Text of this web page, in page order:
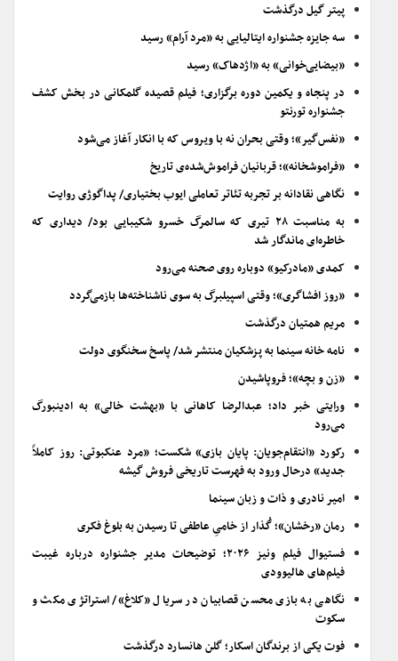
پیتر گیل درگذشت
سه جایزه جشنواره ایتالیایی به «مرد آرام» رسید
«بیضایی‌خوانی» به «اژدهاک» رسید
در پنجاه و یکمین دوره برگزاری؛ فیلم قصیده گلمکانی در بخش کشف
جشنواره تورنتو
«نفس‌گیر»؛ وقتی بحران نه با ویروس که با انکار آغاز می‌شود
«فراموشخانه»؛ قربانیان فراموش‌شده‌ی تاریخ
نگاهی نقادانه بر تجربه تئاتر تعاملی ایوب بختیاری/ پداگوژی روایت
به مناسبت ۲۸ تیری که سالمرگ خسرو شکیبایی بود/ دیداری که
خاطره‌ای ماندگار شد
کمدی «مادرکیو» دوباره روی صحنه می‌رود
«روز افشاگری»؛ وقتی اسپیلبرگ به سوی ناشناخته‌ها بازمی‌گردد
مریم همتیان درگذشت
نامه خانه سینما به پزشکیان منتشر شد/ پاسخ سخنگوی دولت
«زن و بچه»؛ فروپاشیدن
ورایتی خبر داد؛ عبدالرضا کاهانی با «بهشت خالی» به ادینبورگ
می‌رود
رکورد «انتقام‌جویان: پایان بازی» شکست؛ «مرد عنکبوتی: روز کاملاً
جدید» درحال ورود به فهرست تاریخی فروش گیشه
امیر نادری و ذات و زبان سینما
رمان «رخشان»؛ گُذار از خامیِ عاطفی تا رسیدن به بلوغ فکری
فستیوال فیلم ونیز ۲۰۲۶؛ توضیحات مدیر جشنواره درباره غیبت
فیلم‌های هالیوودی
نگاهی به بازی محسن قصابیان در سریال «کلاغ»/ استراتژی مکث و
سکوت
فوت یکی از برندگان اسکار؛ گلن هانسارد درگذشت